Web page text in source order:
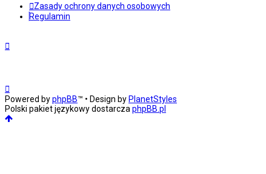
Zasady ochrony danych osobowych
Regulamin
Powered byphpBB™ • Design byPlanetStyles
Polski pakiet językowy dostarcza phpBB.pl